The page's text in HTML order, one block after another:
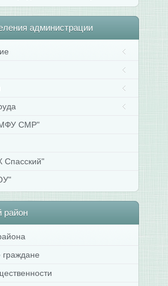
администрации
СМР"
район